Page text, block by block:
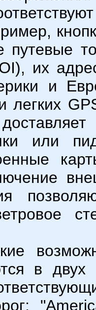
путевые
их
и
легких
или
в